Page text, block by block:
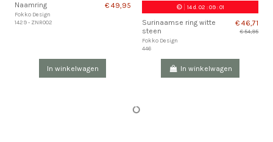
Naamring
Fokko Design
1429 - ZNR002
€ 49,95
In winkelwagen
14d. 02 :09:01
Surinaamse ring witte
steen
Fokko Design
446
€ 46,71
€ 54,95
In winkelwagen